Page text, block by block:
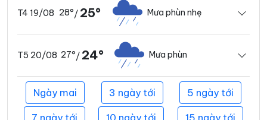
T4 19/08 28°/ 25° Mưa phùn nhẹ
T5 20/08 27°/ 24° Mưa phùn
Ngày mai 3 ngày tới 5 ngày tới
7 ngày tới 10 ngày tới 15 ngày tới